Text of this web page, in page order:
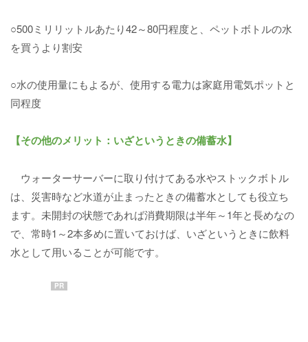
○500ミリリットルあたり42～80円程度と、ペットボトルの水
を買うより割安
○水の使用量にもよるが、使用する電力は家庭用電気ポットと
同程度
【その他のメリット：いざというときの備蓄水】
ウォーターサーバーに取り付けてある水やストックボトル
は、災害時など水道が止まったときの備蓄水としても役立ち
ます。未開封の状態であれば消費期限は半年～1年と長めなの
で、常時1～2本多めに置いておけば、いざというときに飲料
水として用いることが可能です。
PR